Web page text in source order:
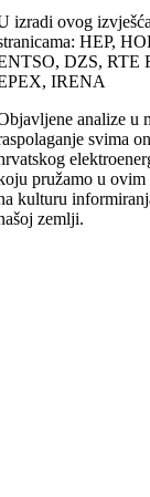
izradi ovog
HEP,
DZS, RTE
IRENA
analize u
svima
pružamo u ovim
kulturu
zemlji.